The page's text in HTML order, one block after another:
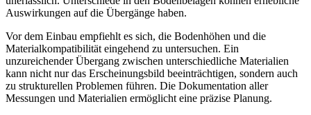
Auswirkungen auf die Übergänge haben.
Vor dem Einbau empfiehlt es sich, die Bodenhöhen und die
Materialkompatibilität eingehend zu untersuchen. Ein
unzureichender Übergang zwischen unterschiedliche Materialien
kann nicht nur das Erscheinungsbild beeinträchtigen, sondern auch
zu strukturellen Problemen führen. Die Dokumentation aller
Messungen und Materialien ermöglicht eine präzise Planung.